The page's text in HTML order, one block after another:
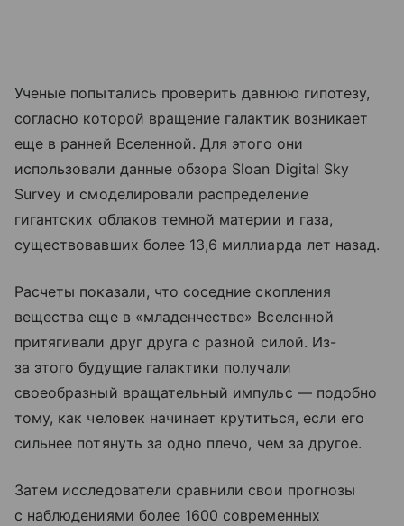
Ученые попытались проверить давнюю гипотезу,
согласно которой вращение галактик возникает
еще в ранней Вселенной. Для этого они
использовали данные обзора Sloan Digital Sky
Survey и смоделировали распределение
гигантских облаков темной материи и газа,
существовавших более 13,6 миллиарда лет назад.
Расчеты показали, что соседние скопления
вещества еще в «младенчестве» Вселенной
притягивали друг друга с разной силой. Из-
за этого будущие галактики получали
своеобразный вращательный импульс — подобно
тому, как человек начинает крутиться, если его
сильнее потянуть за одно плечо, чем за другое.
Затем исследователи сравнили свои прогнозы
с наблюдениями более 1600 современных